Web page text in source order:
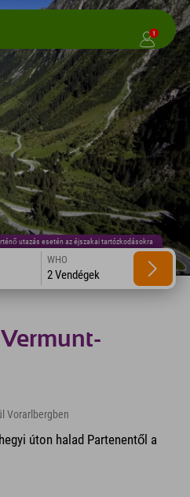
1
utazás esetén az éjszakai tartózkodásokra
WHO
2 Vendégek
Vorarlbergben
úton halad Partenentől a